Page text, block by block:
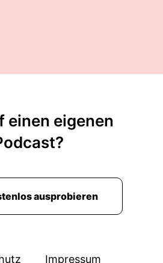
einen eigenen
ausprobieren
Impressum